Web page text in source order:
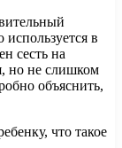
в
сесть на
но не слишком
объяснить,
что такое